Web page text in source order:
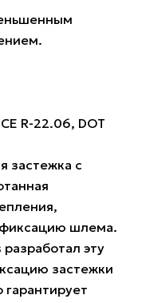
R-22.06, DOT
застежка с
шлема.
эту
застежки